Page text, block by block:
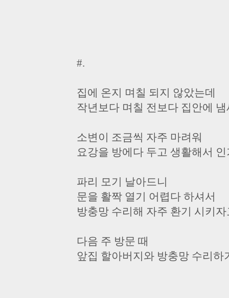
#.
집에 온지 며칠 되지 않았는데
작년보다 며칠 전보다 집안에
소변이 조금씩 자주 마려워
요강을 방에다 두고 생활해서 인
파리 모기 날아드니
문을 활짝 열기 어렵다 하셔서
방충망 수리해 자주 환기 시키
다음 주 방문 때
앞집 할아버지와 방충망 수리